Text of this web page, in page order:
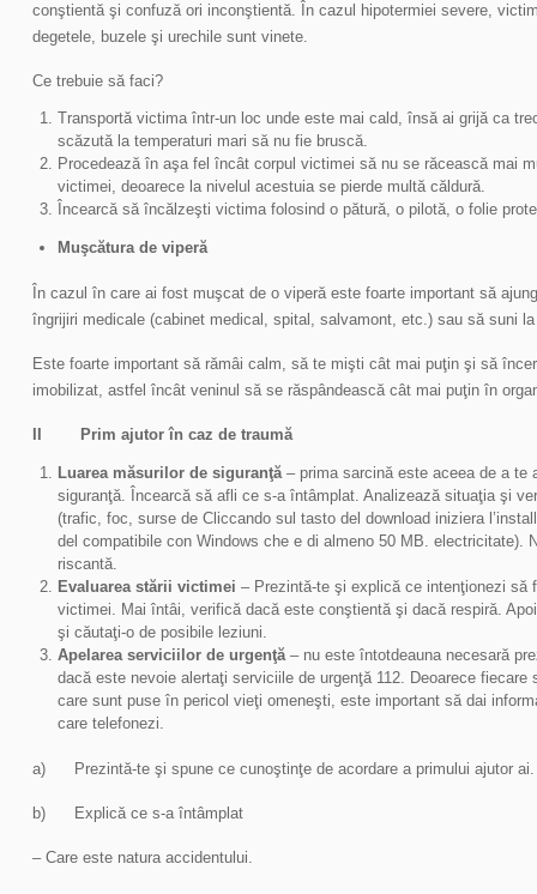
conştientă şi confuză ori inconştientă. În cazul hipotermiei severe,
degetele, buzele şi urechile sunt vinete.
Ce trebuie să faci?
Transportă victima într-un loc unde este mai cald, însă ai grijă ca
scăzută la temperaturi mari să nu fie bruscă.
Procedează în aşa fel încât corpul victimei să nu se răcească mai
victimei, deoarece la nivelul acestuia se pierde multă căldură.
Încearcă să încălzeşti victima folosind o pătură, o pilotă, o folie
Muşcătura de viperă
În cazul în care ai fost muşcat de o viperă este foarte important să
îngrijiri medicale (cabinet medical, spital, salvamont, etc.) sau să suni la
Este foarte important să rămâi calm, să te mişti cât mai puţin şi să
imobilizat, astfel încât veninul să se răspândească cât mai puţin în
II Prim ajutor în caz de traumă
Luarea măsurilor de siguranţă – prima sarcină este aceea de a te
siguranţă. Încearcă să afli ce s-a întâmplat. Analizează situaţia şi
(trafic, foc, surse de Cliccando sul tasto del download iniziera
del compatibile con Windows che e di almeno 50 MB. electricitate).
riscantă.
Evaluarea stării victimei – Prezintă-te şi explică ce intenţionezi să
victimei. Mai întâi, verifică dacă este conştientă şi dacă respiră.
şi căutaţi-o de posibile leziuni.
Apelarea serviciilor de urgenţă – nu este întotdeauna necesară
dacă este nevoie alertaţi serviciile de urgenţă 112. Deoarece
care sunt puse în pericol vieţi omeneşti, este important să dai
care telefonezi.
a) Prezintă-te şi spune ce cunoştinţe de acordare a primului ajutor ai.
b) Explică ce s-a întâmplat
– Care este natura accidentului.